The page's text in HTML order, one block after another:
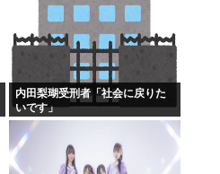
内田梨瑚受刑者「社会に戻りた
いです」